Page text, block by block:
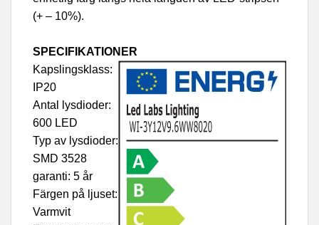
(+ – 10%).
SPECIFIKATIONER
Kapslingsklass:
IP20
Antal lysdioder:
600 LED
Typ av lysdioder:
SMD 3528
garanti: 5 år
Färgen på ljuset:
Varmvit